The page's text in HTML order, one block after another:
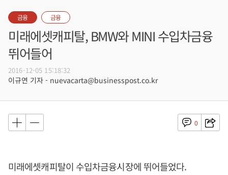
금융 금융
미래에셋캐피탈, BMW와 MINI 수입차금융
뛰어들어
2016-12-05 15:18:32
이규연 기자 - nuevacarta@businesspost.co.kr
0
미래에셋캐피탈이 수입차금융시장에 뛰어들었다.